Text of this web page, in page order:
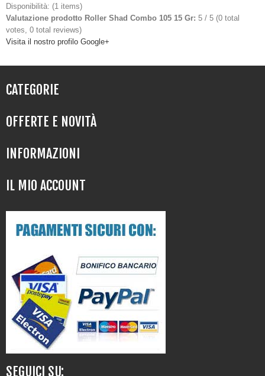
Disponibilità: (1 items)
Valutazione prodotto Roller Shad Combo 105 15 Gr: 5/ 5 (0total
votes, 0total reviews)
Visita il nostro profilo Google+
CATEGORIE
OFFERTE E NOVITÀ
INFORMAZIONI
IL MIO ACCOUNT
SEGUICI SU: